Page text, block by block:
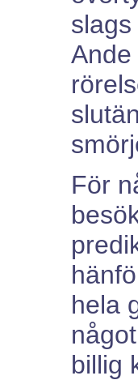
För
hela
billig